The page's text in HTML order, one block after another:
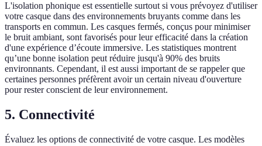
L'isolation phonique est essentielle surtout si vous prévoyez d'utiliser
votre casque dans des environnements bruyants comme dans les
transports en commun. Les casques fermés, conçus pour minimiser
le bruit ambiant, sont favorisés pour leur efficacité dans la création
d'une expérience d’écoute immersive. Les statistiques montrent
qu’une bonne isolation peut réduire jusqu'à 90% des bruits
environnants. Cependant, il est aussi important de se rappeler que
certaines personnes préfèrent avoir un certain niveau d'ouverture
pour rester conscient de leur environnement.
5. Connectivité
Évaluez les options de connectivité de votre casque. Les modèles